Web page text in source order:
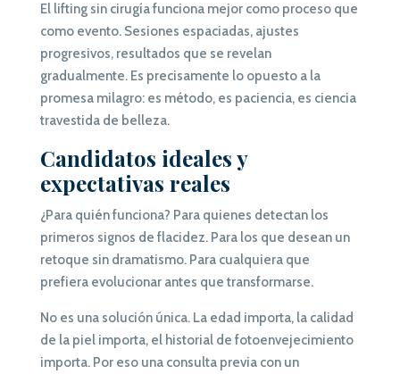
El lifting sin cirugía funciona mejor como proceso que
como evento. Sesiones espaciadas, ajustes
progresivos, resultados que se revelan
gradualmente. Es precisamente lo opuesto a la
promesa milagro: es método, es paciencia, es ciencia
travestida de belleza.
Candidatos ideales y
expectativas reales
¿Para quién funciona? Para quienes detectan los
primeros signos de flacidez. Para los que desean un
retoque sin dramatismo. Para cualquiera que
prefiera evolucionar antes que transformarse.
No es una solución única. La edad importa, la calidad
de la piel importa, el historial de fotoenvejecimiento
importa. Por eso una consulta previa con un